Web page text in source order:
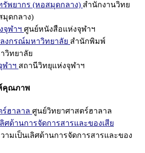
พยากร (หอสมุดกลาง) สำนักงานวิทย
มุดกลาง)
จุฬาฯ ศูนย์หนังสือแห่งจุฬาฯ
งกรณ์มหาวิทยาลัย สำนักพิมพ์
วิทยาลัย
ฬาฯ สถานีวิทยุแห่งจุฬาฯ
คุณภาพ
ฮาลาล ศูนย์วิทยาศาสตร์ฮาลาล
ศด้านการจัดการสารและของเสีย
ามเป็นเลิศด้านการจัดการสารและของ